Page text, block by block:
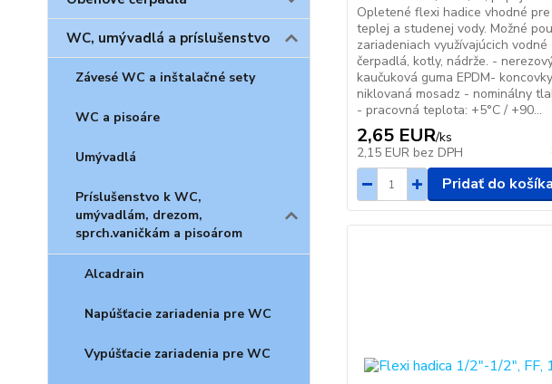
WC, umývadlá a príslušenstvo
Závesé WC a inštalačné sety
WC a pisoáre
Umývadlá
Príslušenstvo k WC,
umývadlám, drezom,
sprch.vaničkám a pisoárom
Alcadrain
Napúšťacie zariadenia pre WC
Vypúšťacie zariadenia pre WC
Opletené flexi hadice vhodné
teplej a studenej vody. Možné
zariadeniach využívajúcich vodné
čerpadlá, kotly, nádrže. -
kaučuková guma EPDM-
niklovaná mosadz - nominálny
- pracovná teplota: +5°C / +90...
2,65 EUR/ks
2,15 EUR bez DPH
Pridať do košíka